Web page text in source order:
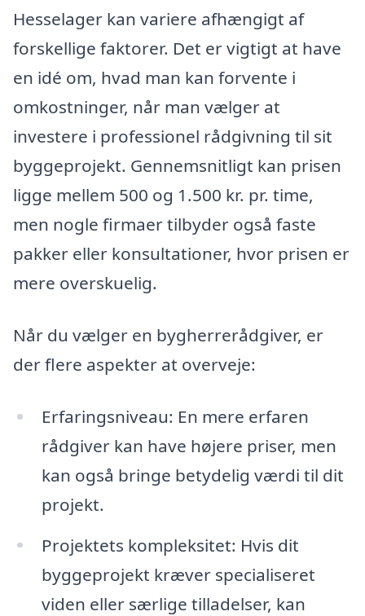
Hesselager kan variere afhængigt af
forskellige faktorer. Det er vigtigt at have
en idé om, hvad man kan forvente i
omkostninger, når man vælger at
investere i professionel rådgivning til sit
byggeprojekt. Gennemsnitligt kan prisen
ligge mellem 500 og 1.500 kr. pr. time,
men nogle firmaer tilbyder også faste
pakker eller konsultationer, hvor prisen er
mere overskuelig.
Når du vælger en bygherrerådgiver, er
der flere aspekter at overveje:
Erfaringsniveau: En mere erfaren
rådgiver kan have højere priser, men
kan også bringe betydelig værdi til dit
projekt.
Projektets kompleksitet: Hvis dit
byggeprojekt kræver specialiseret
viden eller særlige tilladelser, kan